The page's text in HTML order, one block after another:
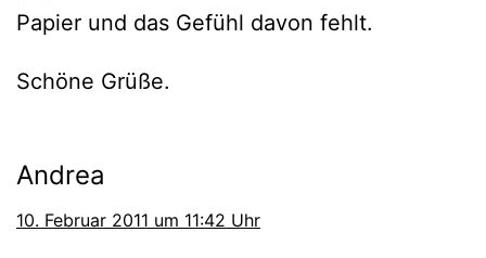
Papier und das Gefühl davon fehlt.
Schöne Grüße.
Andrea
10. Februar 2011 um 11:42 Uhr